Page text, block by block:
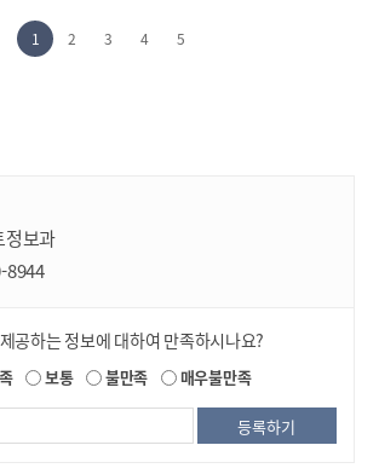
1 2 3 4 5
정보과
8944
공하는 정보에 대하여 만족하시나요?
보통 불만족 매우불만족